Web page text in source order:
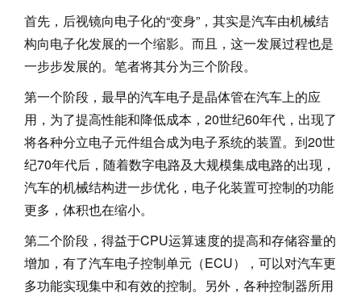
首先，后视镜向电子化的“变身”，其实是汽车由机械结
构向电子化发展的一个缩影。而且，这一发展过程也是
一步步发展的。笔者将其分为三个阶段。
第一个阶段，最早的汽车电子是晶体管在汽车上的应
用，为了提高性能和降低成本，20世纪60年代，出现了
将各种分立电子元件组合成为电子系统的装置。到20世
纪70年代后，随着数字电路及大规模集成电路的出现，
汽车的机械结构进一步优化，电子化装置可控制的功能
更多，体积也在缩小。
第二个阶段，得益于CPU运算速度的提高和存储容量的
增加，有了汽车电子控制单元（ECU），可以对汽车更
多功能实现集中和有效的控制。另外，各种控制器所用